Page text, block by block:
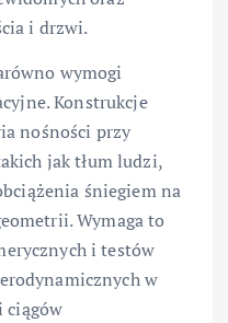
i drzwi.
wymogi
Konstrukcje
nośności przy
jak tłum ludzi,
śniegiem na
Wymaga to
i testów
w
ciągów